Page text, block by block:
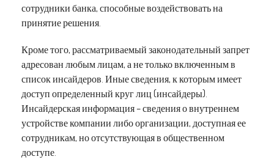
сотрудники банка, способные воздействовать на
принятие решения.
Кроме того, рассматриваемый законодательный запрет
адресован любым лицам, а не только включенным в
список инсайдеров. Иные сведения, к которым имеет
доступ определенный круг лиц (инсайдеры).
Инсайдерская информация – сведения о внутреннем
устройстве компании либо организации, доступная ее
сотрудникам, но отсутствующая в общественном
доступе.